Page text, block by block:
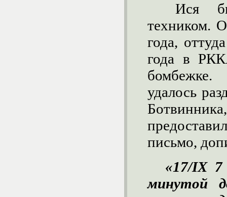
Ися
техником.
года,
года в
удалось
письмо,
«17/IX 7
минутой